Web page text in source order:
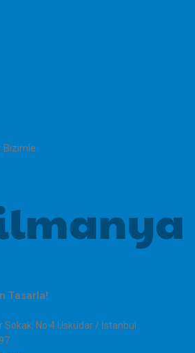
Bizimle
Tasarla!
No:4 Üsküdar / İstanbul